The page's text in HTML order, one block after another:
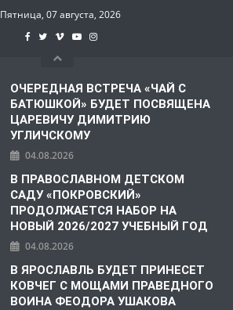
Пятница, 07 августа, 2026
ОЧЕРЕДНАЯ ВСТРЕЧА «ЧАЙ С
БАТЮШКОЙ» БУДЕТ ПОСВЯЩЕНА
ЦАРЕВИЧУ ДИМИТРИЮ
УГЛИЧСКОМУ
04.08.2026
В ПРАВОСЛАВНОМ ДЕТСКОМ
САДУ «ПОКРОВСКИЙ»
ПРОДОЛЖАЕТСЯ НАБОР НА
НОВЫЙ 2026/2027 УЧЕБНЫЙ ГОД
04.08.2026
В ЯРОСЛАВЛЬ БУДЕТ ПРИНЕСЕТ
КОВЧЕГ С МОЩАМИ ПРАВЕДНОГО
ВОИНА ФЕОДОРА УШАКОВА